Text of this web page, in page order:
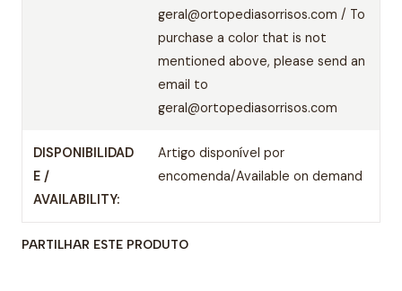
geral@ortopediasorrisos.com / To
purchase a color that is not
mentioned above, please send an
email to
geral@ortopediasorrisos.com
DISPONIBILIDAD
E /
AVAILABILITY:
Artigo disponível por
encomenda/Available on demand
PARTILHAR ESTE PRODUTO